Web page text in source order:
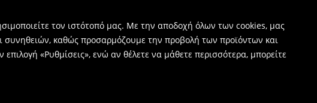
τον ιστότοπό μας. Με την αποδοχή όλων των cookies, μας
συνηθειών, καθώς προσαρμόζουμε την προβολή των προϊόντων και
«Ρυθμίσεις», ενώ αν θέλετε να μάθετε περισσότερα, μπορείτε